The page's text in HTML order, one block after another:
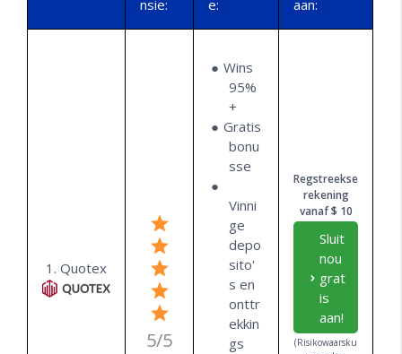
nsie: e: aan:
1. Quotex
5/5
Wins
95%
+
Gratis
bonu
sse
Vinni
ge
depo
sito'
s en
onttr
ekkin
gs
Regstreekse
rekening
vanaf $ 10
Sluit
nou
grat
is
aan!
(Risikowaarsku